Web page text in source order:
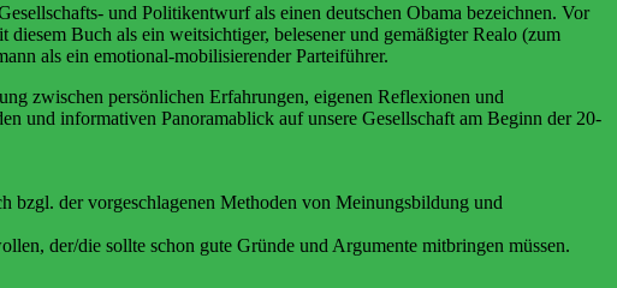
und Politikentwurf als einen deutschen Obama bezeichnen. Vor
Buch als ein weitsichtiger, belesener und gemäßigter Realo (zum
als ein emotional-mobilisierender Parteiführer.
zwischen persönlichen Erfahrungen, eigenen Reflexionen und
und informativen Panoramablick auf unsere Gesellschaft am Beginn der 20-
bzgl. der vorgeschlagenen Methoden von Meinungsbildung und
der/die sollte schon gute Gründe und Argumente mitbringen müssen.